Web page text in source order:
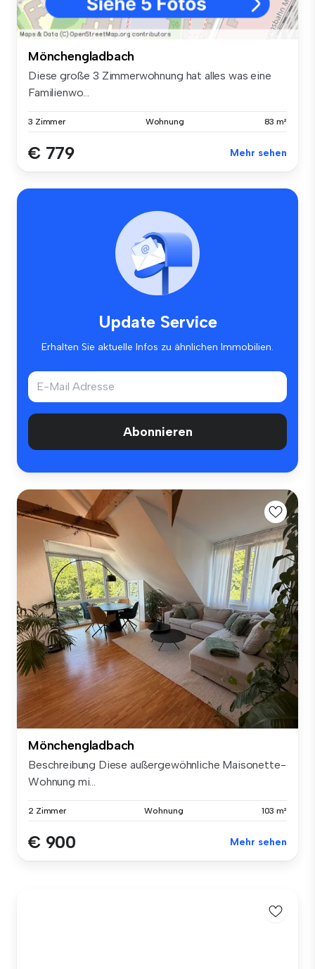
Mönchengladbach
Diese große 3 Zimmerwohnung hat alles was eine
Familienwo...
3 Zimmer Wohnung 83 m²
€ 779 Mehr sehen
Update Service
Erhalten Sie aktuelle Infos zu ähnlichen Immobilien.
Abonnieren
Mönchengladbach
Beschreibung Diese außergewöhnliche Maisonette-
Wohnung mi...
2 Zimmer Wohnung 103 m²
€ 900 Mehr sehen